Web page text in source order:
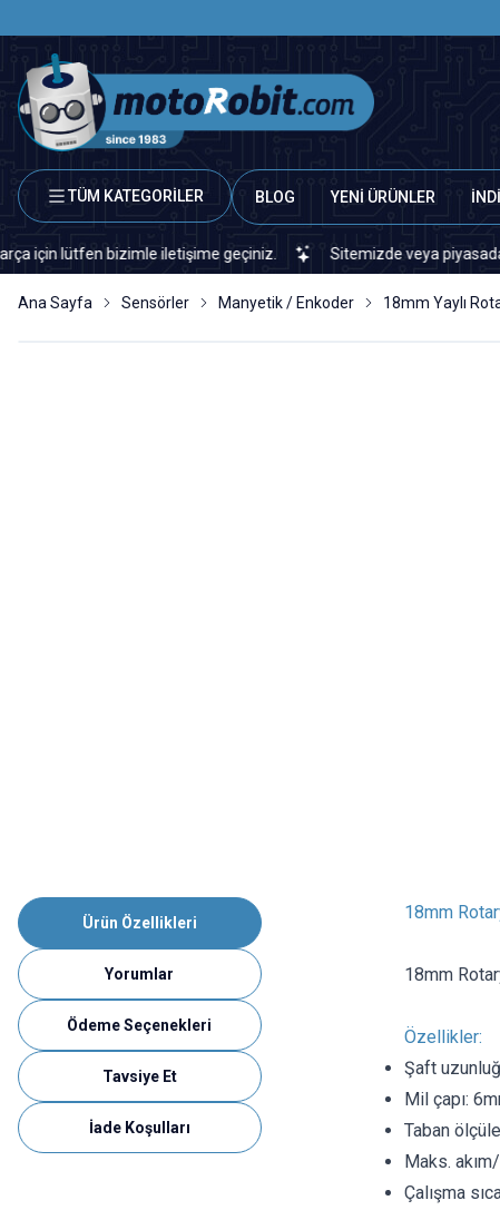
TÜM KATEGORİLER BLOG YENİ ÜRÜNLER
lütfen bizimle iletişime geçiniz. Sitemizde veya piyasada
Ana Sayfa Sensörler Manyetik / Enkoder 18mm Yaylı
Ürün Özellikleri
Yorumlar
Ödeme Seçenekleri
Tavsiye Et
İade Koşulları
18mm
18mm
Özellikler:
Şaft
Mil çapı:
Taban
Maks.
Çalışma